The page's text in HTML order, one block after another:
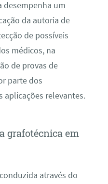
desempenha um
da autoria de
de possíveis
médicos, na
de provas de
parte dos
aplicações relevantes.
grafotécnica em
através do